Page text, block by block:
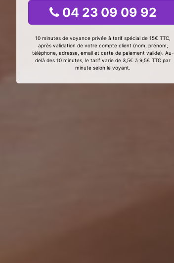
04 23 09 09 92
10 minutes de voyance privée à tarif spécial de 15€ TTC,
après validation de votre compte client (nom, prénom,
téléphone, adresse, email et carte de paiement valide). Au-
delà des 10 minutes, le tarif varie de 3,5€ à 9,5€ TTC par
minute selon le voyant.